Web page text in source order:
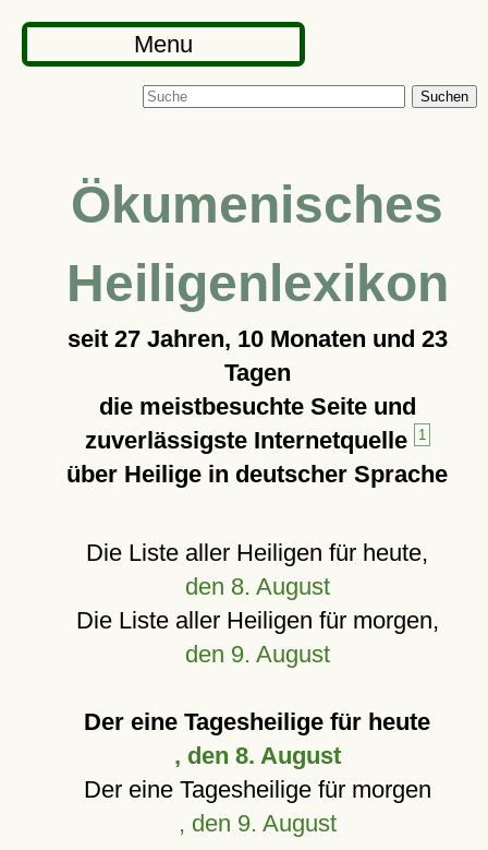
Menu
Suchen
Ökumenisches
Heiligenlexikon
seit 27 Jahren, 10 Monaten und 23
Tagen
die meistbesuchte Seite und
zuverlässigste Internetquelle
1
über Heilige in deutscher Sprache
Die Liste aller Heiligen für heute,
den 8. August
Die Liste aller Heiligen für morgen,
den 9. August
Der eine Tagesheilige für heute
, den 8. August
Der eine Tagesheilige für morgen
, den 9. August